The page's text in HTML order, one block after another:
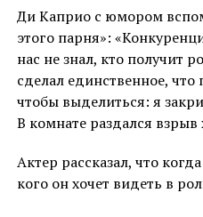
Ди Каприо с юмором
этого парня»:
нас не знал, кто получит
сделал единственное,
чтобы выделиться: я
В комнате раздался взрыв
Актер рассказал, что
кого он хочет видеть в